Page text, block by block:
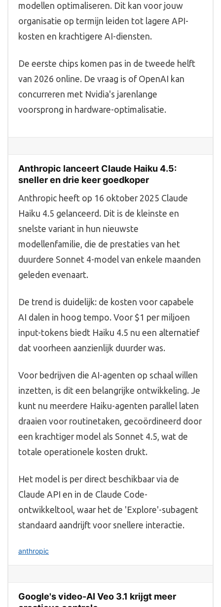
modellen optimaliseren. Dit kan voor jouw
organisatie op termijn leiden tot lagere API-
kosten en krachtigere AI-diensten.
De eerste chips komen pas in de tweede helft
van 2026 online. De vraag is of OpenAI kan
concurreren met Nvidia's jarenlange
voorsprong in hardware-optimalisatie.
Anthropic lanceert Claude Haiku 4.5:
sneller en drie keer goedkoper
Anthropic heeft op 16 oktober 2025 Claude
Haiku 4.5 gelanceerd. Dit is de kleinste en
snelste variant in hun nieuwste
modellenfamilie, die de prestaties van het
duurdere Sonnet 4-model van enkele maanden
geleden evenaart.
De trend is duidelijk: de kosten voor capabele
AI dalen in hoog tempo. Voor $1 per miljoen
input-tokens biedt Haiku 4.5 nu een alternatief
dat voorheen aanzienlijk duurder was.
Voor bedrijven die AI-agenten op schaal willen
inzetten, is dit een belangrijke ontwikkeling. Je
kunt nu meerdere Haiku-agenten parallel laten
draaien voor routinetaken, gecoördineerd door
een krachtiger model als Sonnet 4.5, wat de
totale operationele kosten drukt.
Het model is per direct beschikbaar via de
Claude API en in de Claude Code-
ontwikkeltool, waar het de 'Explore'-subagent
standaard aandrijft voor snellere interactie.
anthropic
Google's video-AI Veo 3.1 krijgt meer